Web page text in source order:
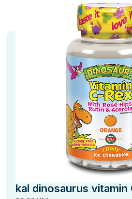
kal dinosaurus vitamin